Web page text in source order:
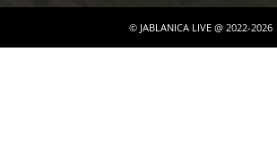
© JABLANICA LIVE @ 2022-2026